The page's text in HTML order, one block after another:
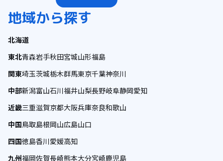
地域から探す
北海道
東北青森岩手秋田宮城山形福島
関東埼玉茨城栃木群馬東京千葉神奈川
中部新潟富山石川福井山梨長野岐阜静岡愛知
近畿三重滋賀京都大阪兵庫奈良和歌山
中国鳥取島根岡山広島山口
四国徳島香川愛媛高知
九州福岡佐賀長崎熊本大分宮崎鹿児島